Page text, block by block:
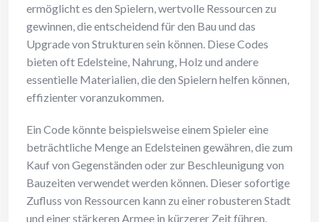
ermöglicht es den Spielern, wertvolle Ressourcen zu
gewinnen, die entscheidend für den Bau und das
Upgrade von Strukturen sein können. Diese Codes
bieten oft Edelsteine, Nahrung, Holz und andere
essentielle Materialien, die den Spielern helfen können,
effizienter voranzukommen.
Ein Code könnte beispielsweise einem Spieler eine
beträchtliche Menge an Edelsteinen gewähren, die zum
Kauf von Gegenständen oder zur Beschleunigung von
Bauzeiten verwendet werden können. Dieser sofortige
Zufluss von Ressourcen kann zu einer robusteren Stadt
und einer stärkeren Armee in kürzerer Zeit führen.